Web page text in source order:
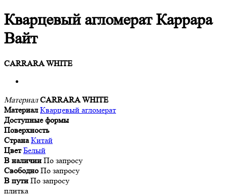
Кварцевый агломерат Каррара
Вайт
CARRARA WHITE
Материал CARRARA WHITE
Материал Кварцевый агломерат
Доступные формы
Поверхность
Страна Китай
Цвет Белый
В наличии По запросу
Свободно По запросу
В пути По запросу
плитка